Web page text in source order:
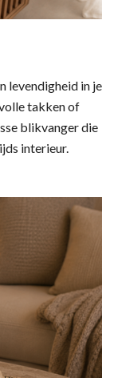
levendigheid in je
takken of
blikvanger die
interieur.